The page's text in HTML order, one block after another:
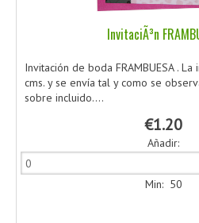
InvitaciÃ³n
Invitación de boda FRAMBUESA .
cms. y se envía tal y como se
sobre incluido....
€1.20
Añadir:
Min: 50